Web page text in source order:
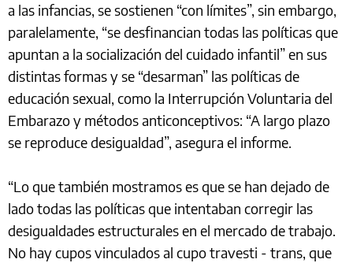
a las infancias, se sostienen “con límites”, sin embargo,
paralelamente, “se desfinancian todas las políticas que
apuntan a la socialización del cuidado infantil” en sus
distintas formas y se “desarman” las políticas de
educación sexual, como la Interrupción Voluntaria del
Embarazo y métodos anticonceptivos: “A largo plazo
se reproduce desigualdad”, asegura el informe.
“Lo que también mostramos es que se han dejado de
lado todas las políticas que intentaban corregir las
desigualdades estructurales en el mercado de trabajo.
No hay cupos vinculados al cupo travesti - trans, que